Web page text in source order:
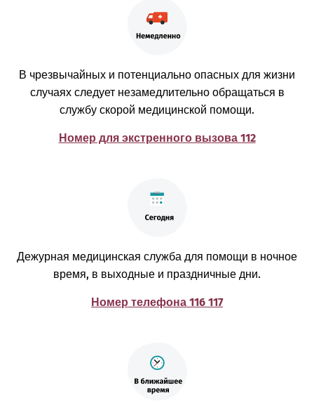
В чрезвычайных и потенциально опасных для жизни
случаях следует незамедлительно обращаться в
службу скорой медицинской помощи.
Номер для экстренного вызова 112
Дежурная медицинская служба для помощи в ночное
время, в выходные и праздничные дни.
Номер телефона 116 117